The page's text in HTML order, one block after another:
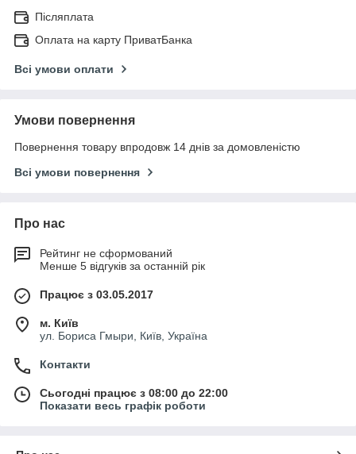
Післяплата
Оплата на карту ПриватБанка
Всі умови оплати
Умови повернення
Повернення товару впродовж 14 днів за домовленістю
Всі умови повернення
Про нас
Рейтинг не сформований
Менше 5 відгуків за останній рік
Працює з 03.05.2017
м. Київ
ул. Бориса Гмыри, Київ, Україна
Контакти
Сьогодні працює з 08:00 до 22:00
Показати весь графік роботи